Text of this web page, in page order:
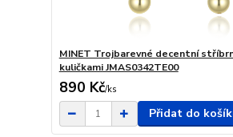
MINET Trojbarevné decentní
kuličkami JMAS0342TE00
890 Kč/ks
Přidat do